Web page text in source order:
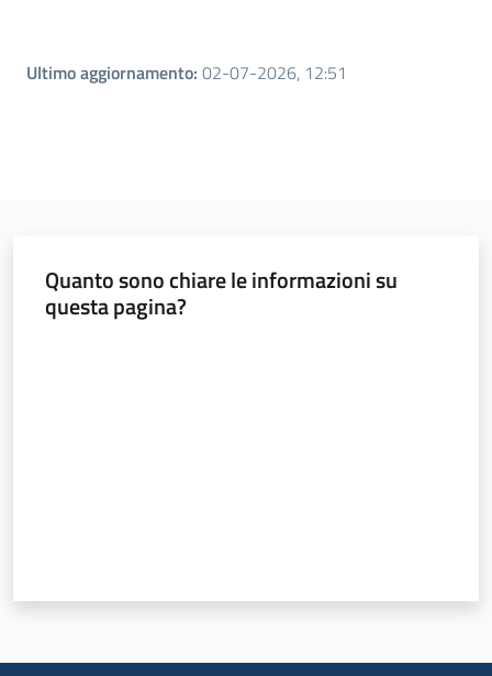
Ultimo aggiornamento: 02-07-2026, 12:51
Quanto sono chiare le informazioni su
questa pagina?